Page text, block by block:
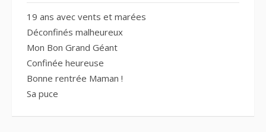
19 ans avec vents et marées
Déconfinés malheureux
Mon Bon Grand Géant
Confinée heureuse
Bonne rentrée Maman !
Sa puce